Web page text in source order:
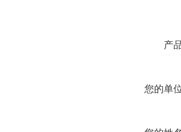
产
您的单